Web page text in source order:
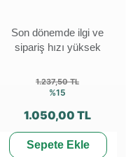
Son dönemde ilgi ve
sipariş hızı yüksek
1.237,50 TL
%15
1.050,00 TL
Sepete Ekle